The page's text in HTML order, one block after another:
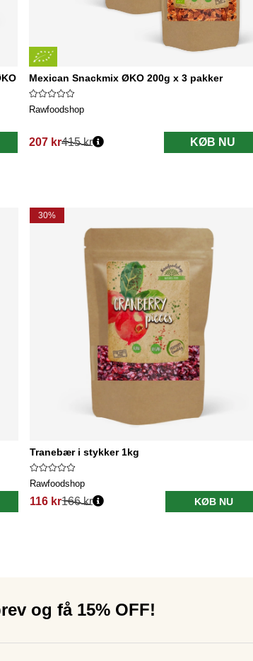
Mexican Snackmix ØKO 200g x 3 pakker
Rawfoodshop
207 kr
Normalpris:
415 kr KØB NU
30%
Tranebær i stykker 1kg
Rawfoodshop
116 kr166 kr KØB NU
og få 15% OFF!